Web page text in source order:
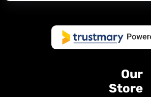
Our
Store